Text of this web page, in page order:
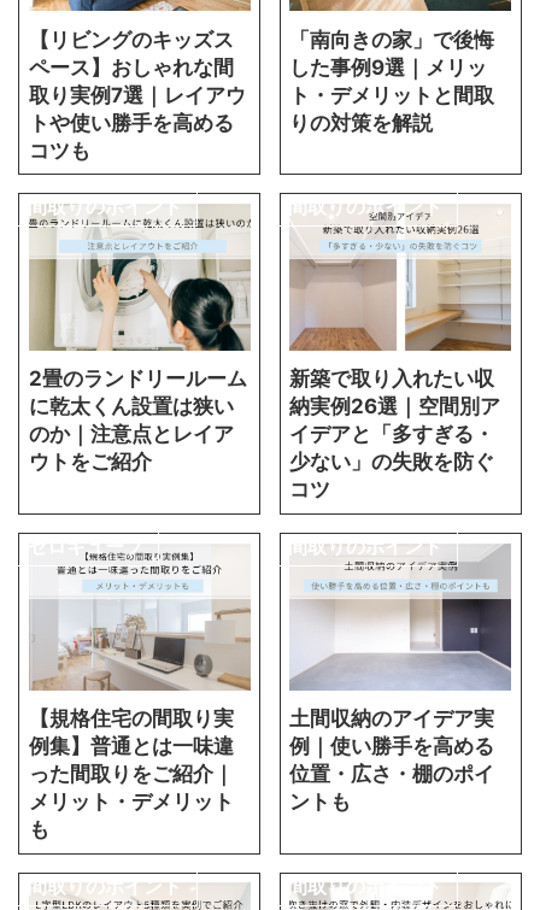
【リビングのキッズス
ペース】おしゃれな間
取り実例7選｜レイアウ
トや使い勝手を高める
コツも
「南向きの家」で後悔
した事例9選｜メリッ
ト・デメリットと間取
りの対策を解説
2畳のランドリールーム
に乾太くん設置は狭い
のか｜注意点とレイア
ウトをご紹介
間取りのポイント
新築で取り入れたい収
納実例26選｜空間別ア
イデアと「多すぎる・
少ない」の失敗を防ぐ
コツ
間取りのポイント
【規格住宅の間取り実
例集】普通とは一味違
った間取りをご紹介｜
メリット・デメリット
も
土間収納のアイデア実
例｜使い勝手を高める
位置・広さ・棚のポイ
ントも
間取りのポイント
間取りのポイント 間取りのポイント